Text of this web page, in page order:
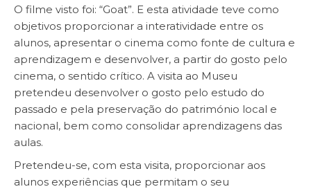
O filme visto foi: “Goat”. E esta atividade teve como
objetivos proporcionar a interatividade entre os
alunos, apresentar o cinema como fonte de cultura e
aprendizagem e desenvolver, a partir do gosto pelo
cinema, o sentido crítico. A visita ao Museu
pretendeu desenvolver o gosto pelo estudo do
passado e pela preservação do património local e
nacional, bem como consolidar aprendizagens das
aulas.
Pretendeu-se, com esta visita, proporcionar aos
alunos experiências que permitam o seu